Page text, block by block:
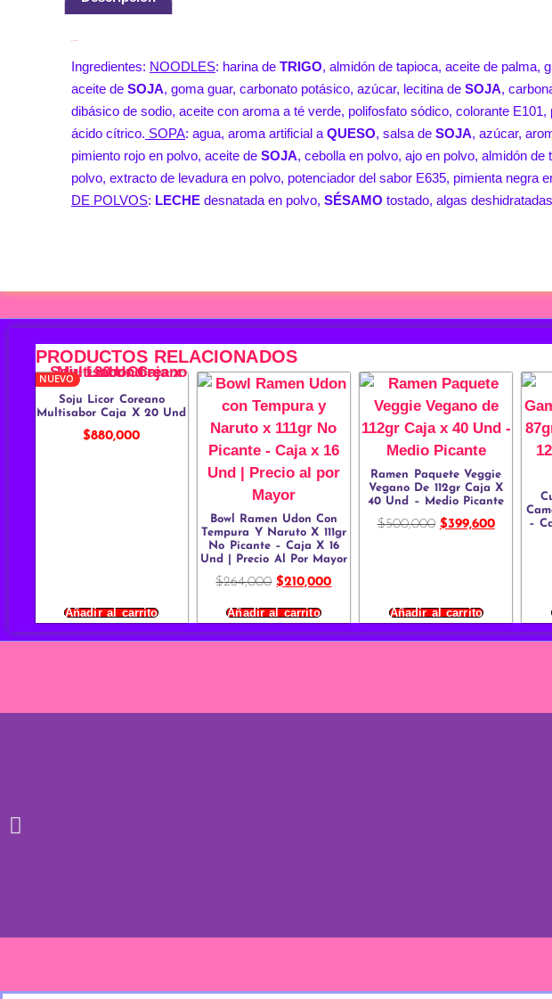
Ingredientes: NOODLES: harina de TRIGO, almidón de tapioca, aceite de palma,
aceite de SOJA, goma guar, carbonato potásico, azúcar, lecitina de SOJA,
dibásico de sodio, aceite con aroma a té verde, polifosfato sódico, colorante E101,
ácido cítrico. SOPA: agua, aroma artificial a QUESO, salsa de SOJA, azúcar,
pimiento rojo en polvo, aceite de SOJA, cebolla en polvo, ajo en polvo, almidón de
polvo, extracto de levadura en polvo, potenciador del sabor E635, pimienta negra
DE POLVOS: LECHE desnatada en polvo, SÉSAMO tostado, algas
PRODUCTOS RELACIONADOS
NUEVO
Soju Licor Coreano
Multisabor Caja X 20 Und
$880,000
Añadir al carrito
Bowl Ramen Udon Con
Tempura Y Naruto X 111gr
No Picante – Caja X 16
Und | Precio Al Por Mayor
$264,000 $210,000
Añadir al carrito
Ramen Paquete Veggie
Vegano De 112gr Caja X
40 Und – Medio Picante
$500,000 $399,600
Añadir al carrito
–